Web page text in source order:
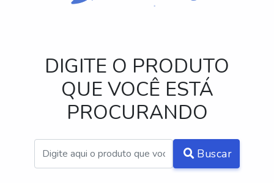
DIGITE O PRODUTO
QUE VOCÊ ESTÁ
PROCURANDO
Buscar